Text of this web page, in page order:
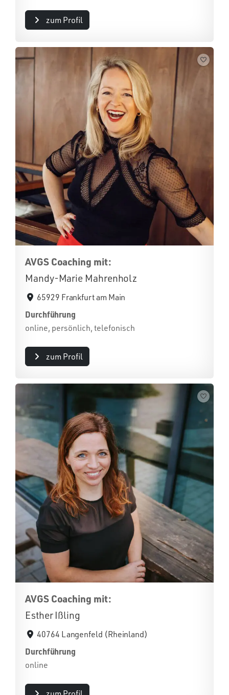
zum Profil
AVGS Coaching mit:
Mandy-Marie Mahrenholz
65929 Frankfurt am Main
Durchführung
online, persönlich, telefonisch
zum Profil
AVGS Coaching mit:
Esther Ißling
40764 Langenfeld (Rheinland)
Durchführung
online